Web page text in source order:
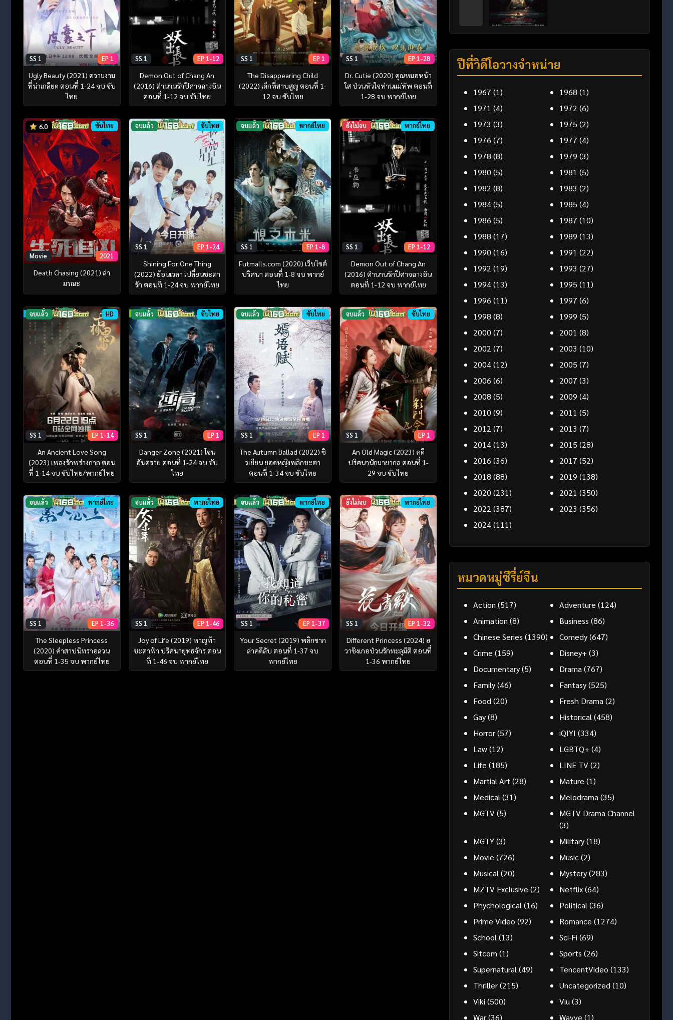
SS 1 EP 1
Ugly Beauty (2021) ความงาม
ที่น่าเกลียด ตอนที่ 1-24 จบ ซับ
ไทย
SS 1 EP 1-12
Demon Out of Chang An
(2016) ตำนานรักปีศาจฉางอัน
ตอนที่ 1-12 จบ ซับไทย
SS 1 EP 1
The Disappearing Child
(2022) เด็กที่สาบสูญ ตอนที่ 1-
12 จบ ซับไทย
SS 1 EP 1-28
Dr. Cutie (2020) คุณหมอหน้า
ใส ป่วนหัวใจท่านแม่ทัพ ตอนที่
1-28 จบ พากย์ไทย
6.0 ซับไทย
Movie 2021
Death Chasing (2021) ล่า
มรณะ
จบแล้ว ซับไทย
SS 1 EP 1-24
Shining For One Thing
(2022) ย้อนเวลา เปลี่ยนชะตา
รัก ตอนที่ 1-24 จบ พากย์ไทย
จบแล้ว พากย์ไทย
SS 1 EP 1-8
Futmalls.com (2020) เว็บไซต์
ปริศนา ตอนที่ 1-8 จบ พากย์
ไทย
ยังไม่จบ พากย์ไทย
SS 1 EP 1-12
Demon Out of Chang An
(2016) ตำนานรักปีศาจฉางอัน
ตอนที่ 1-12 จบ พากย์ไทย
จบแล้ว HD
SS 1 EP 1-14
An Ancient Love Song
(2023) เพลงรักพร่างกาล ตอน
ที่ 1-14 จบ ซับไทย/พากย์ไทย
จบแล้ว ซับไทย
SS 1 EP 1
Danger Zone (2021) โซน
อันตราย ตอนที่ 1-24 จบ ซับ
ไทย
จบแล้ว ซับไทย
SS 1 EP 1
The Autumn Ballad (2022) ชิ
วเยียน ยอดหญิงพลิกชะตา
ตอนที่ 1-34 จบ ซับไทย
จบแล้ว ซับไทย
SS 1 EP 1
An Old Magic (2023) คดี
ปริศนานักมายากล ตอนที่ 1-
29 จบ ซับไทย
จบแล้ว พากย์ไทย
SS 1 EP 1-36
The Sleepless Princess
(2020) คำสาปนิทราอลวน
ตอนที่ 1-35 จบ พากย์ไทย
จบแล้ว พากย์ไทย
SS 1 EP 1-46
Joy of Life (2019) หาญท้า
ชะตาฟ้า ปริศนายุทธจักร ตอน
ที่ 1-46 จบ พากย์ไทย
จบแล้ว พากย์ไทย
SS 1 EP 1-37
Your Secret (2019) พลิกซาก
ล่าคดีลับ ตอนที่ 1-37 จบ
พากย์ไทย
ยังไม่จบ พากย์ไทย
SS 1 EP 1-32
Different Princess (2024) ฮ
วาชิงเกอป่วนรักทะลุมิติ ตอนที่
1-36 พากย์ไทย
ปีที่วิดีโอวางจำหน่าย
1967 (1) 1968 (1)
1971 (4) 1972 (6)
1973 (3) 1975 (2)
1976 (7) 1977 (4)
1978 (8) 1979 (3)
1980 (5) 1981 (5)
1982 (8) 1983 (2)
1984(5) 1985 (4)
1986 (5) 1987 (10)
1988 (17) 1989 (13)
1990 (16) 1991 (22)
1992 (19) 1993 (27)
1994(13) 1995 (11)
1996 (11) 1997 (6)
1998 (8) 1999 (5)
2000 (7) 2001 (8)
2002 (7) 2003 (10)
2004(12) 2005 (7)
2006 (6) 2007 (3)
2008 (5) 2009 (4)
2010 (9) 2011 (5)
2012 (7) 2013 (7)
2014(13) 2015 (28)
2016 (36) 2017 (52)
2018 (88) 2019 (138)
2020 (231) 2021 (350)
2022 (387) 2023 (356)
2024(111)
หมวดหมู่ซีรี่ย์จีน
Action (517) Adventure (124)
Animation (8) Business (86)
Chinese Series (1390) Comedy(647)
Crime (159) Disney+ (3)
Documentary(5) Drama(767)
Family(46) Fantasy(525)
Food(20) Fresh Drama(2)
Gay(8) Historical(458)
Horror(57) iQIYI (334)
Law(12) LGBTQ+ (4)
Life (185) LINE TV(2)
Martial Art(28) Mature (1)
Medical(31) Melodrama(35)
MGTV(5)
MGTV Drama Channel
(3)
MGTY(3) Military(18)
Movie (726) Music(2)
Musical(20) Mystery(283)
MZTV Exclusive (2) Netflix(64)
Phychological(16) Political(36)
Prime Video (92) Romance (1274)
School(13) Sci-Fi (69)
Sitcom (1) Sports (26)
Supernatural(49) TencentVideo (133)
Thriller(215) Uncategorized(10)
Viki (500) Viu(3)
War(36) Wavve (1)